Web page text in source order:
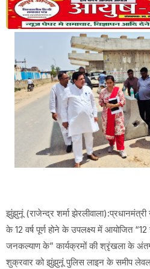
झुंझुनूं (राजेन्द्र शर्मा
के 12 वर्ष पूर्ण होने के उपलक्ष्य में आयोजित
जनकल्याण के” कार्यक्रमों की श्रृंखला के
शुक्रवार को झुंझुनूं पुलिस लाइन के समीप